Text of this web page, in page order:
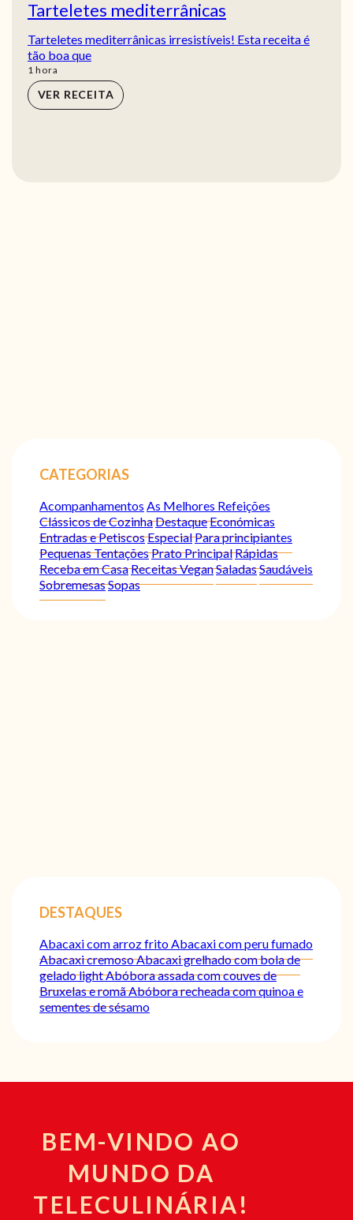
Tarteletes mediterrânicas
Tarteletes mediterrânicas irresistíveis! Esta receita é
tão boa que
1 hora
hora
VER RECEITA
CATEGORIAS
Acompanhamentos As Melhores Refeições
Clássicos de CozinhaDestaqueEconómicas
Entradas e PetiscosEspecialPara principiantes
Pequenas TentaçõesPrato PrincipalRápidas
Receba em CasaReceitas VeganSaladasSaudáveis
SobremesasSopas
DESTAQUES
Abacaxi com arroz fritoAbacaxi com peru fumado
Abacaxi cremosoAbacaxi grelhado com bola de
gelado lightAbóbora assada com couves de
Bruxelas e romãAbóbora recheada com quinoa e
sementes de sésamo
BEM-VINDO AO
MUNDO DA
TELECULINÁRIA!